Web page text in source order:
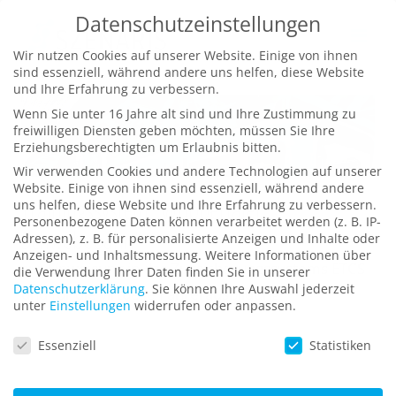
springen
Trainingssystem „Wuppertaler
Schwebebahn“
zur Einweisung in das Zugsicherungssystems ETCS
und für die virtuelle Fahrerausbildung
Datenschutzeinstellungen
Wir nutzen Cookies auf unserer Website. Einige von ihnen
sind essenziell, während andere uns helfen, diese Website
und Ihre Erfahrung zu verbessern.
Wenn Sie unter 16 Jahre alt sind und Ihre Zustimmung zu
freiwilligen Diensten geben möchten, müssen Sie Ihre
Erziehungsberechtigten um Erlaubnis bitten.
Wir verwenden Cookies und andere Technologien auf unserer
Website. Einige von ihnen sind essenziell, während andere
uns helfen, diese Website und Ihre Erfahrung zu verbessern.
Personenbezogene Daten können verarbeitet werden (z. B. IP-
Adressen), z. B. für personalisierte Anzeigen und Inhalte oder
Anzeigen- und Inhaltsmessung. Weitere Informationen über
die Verwendung Ihrer Daten finden Sie in unserer
Datenschutzerklärung. Sie können Ihre Auswahl jederzeit
unter Einstellungen widerrufen oder anpassen.
Datenschutzeinstellungen
Essenziell Statistiken